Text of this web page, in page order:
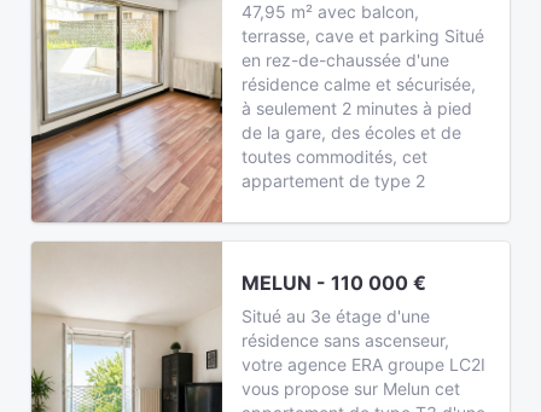
47,95 m² avec balcon,
terrasse, cave et parking Situé
en rez-de-chaussée d'une
résidence calme et sécurisée,
à seulement 2 minutes à pied
de la gare, des écoles et de
toutes commodités, cet
appartement de type 2
MELUN - 110 000 €
Situé au 3e étage d'une
résidence sans ascenseur,
votre agence ERA groupe LC2I
vous propose sur Melun cet